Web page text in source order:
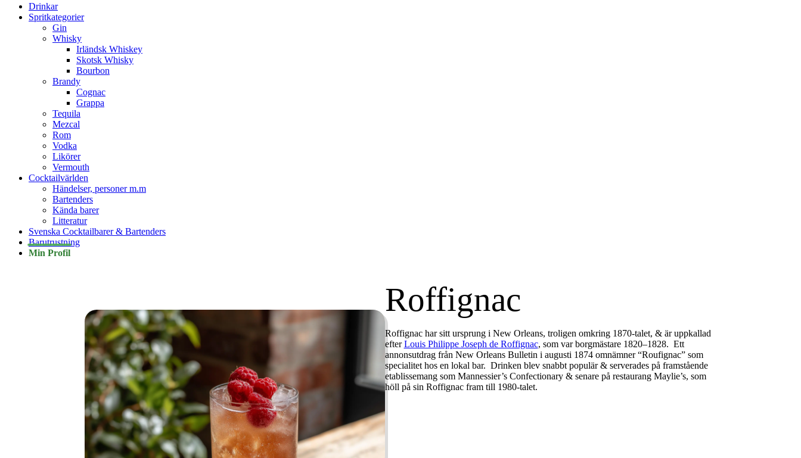
Drinkar
Spritkategorier
Gin
Whisky
Irländsk Whiskey
Skotsk Whisky
Bourbon
Brandy
Cognac
Grappa
Tequila
Mezcal
Rom
Vodka
Likörer
Vermouth
Cocktailvärlden
Händelser, personer m.m
Bartenders
Kända barer
Litteratur
Svenska Cocktailbarer & Bartenders
Barutrustning
Min Profil
Roffignac
Roffignac har sitt ursprung i New Orleans, troligen omkring 1870-talet, & är uppkallad
efterLouis Philippe Joseph de Roffignac, som var borgmästare 1820–1828. Ett
annonsutdrag från New Orleans Bulletin i augusti 1874 omnämner “Roufignac” som
specialitet hos en lokal bar. Drinken blev snabbt populär & serverades på framstående
etablissemang som Mannessier’s Confectionary & senare på restaurang Maylie’s, som
höll på sin Roffignac fram till 1980-talet.